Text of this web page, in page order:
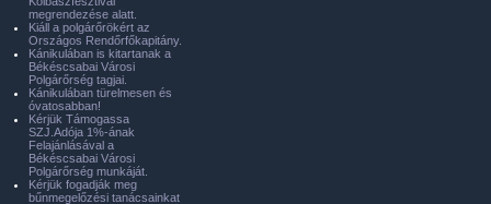
megrendezése alatt.
Kiáll a polgárőrökért az
Országos Rendőrfőkapitány.
Kánikulában is kitartanak a
Békéscsabai Városi
Polgárőrség tagjai.
Kánikulában türelmesen és
óvatosabban!
Kérjük Támogassa
SZJ.Adója 1%-ának
Felajánlásával a
Békéscsabai Városi
Polgárőrség munkáját.
Kérjük fogadják meg
bűnmegelőzési tanácsainkat